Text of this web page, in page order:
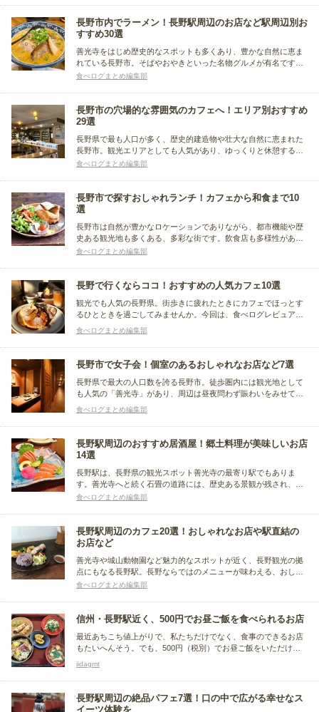
長野駅周辺のエリアに分けてまとめました。
長野市内でラーメン！長野駅周辺のお店など駅周辺別お
すすめ30選
善光寺をはじめ歴史的なスポットも多くあり、豊かな自然に恵ま
れている長野市。そばやおやきといった名物グルメが有名です
が、最近は長野市全域に様々なスタイルのラーメン店が増えてき
食べログまとめ編集部
長野市の穴場的な雰囲気のカフェへ！エリア別おすすめ
29選
長野県で最も人口が多く、歴史的建造物や壮大な自然に恵まれた
長野市。観光エリアとしても人気があり、ゆっくりと休憩するの
にぴったりなカフェもたくさんあります。そこで今回は長野市内
食べログまとめ編集部
長野市で探すおしゃれランチ！カフェから和食まで10
選
長野市は自然が豊かなロケーションでありながら、都市機能や歴
史ある観光地も多くある、多彩な街です。飲食店も多様性があ
り、センスの良いおしゃれなランチが食べられるお店も充実して
食べログまとめ編集部
長野で行くならココ！おすすめの人気カフェ10選
観光でも人気の長野県。街歩きに疲れたときにカフェでほっとす
るひとときを過ごしてみませんか。今回は、食べログレビュアー
がおすすめする長野のカフェをまとめました。静かな夜の時間を
過ごしたいときなどにもぜひ訪れてみてください！
食べログまとめ編集部
長野市で女子会！個室のあるおしゃれなお店など7選
長野県で最大の人口数を誇る長野市。徒歩圏内には観光地として
も人気の「善光寺」があり、周辺は昼夜問わず賑わいをみせてい
ます。今回は、長野市で女子会に人気のお店をまとめました。個
室があるお店や、おしゃれな内装のお店など、女子会が盛り上が
るようなレストランを紹介します。
食べログまとめ編集部
長野駅周辺のおすすめ居酒屋！郷土料理が美味しいお店
14選
長野駅は、長野県の観光スポット善光寺の最寄り駅でもありま
す。善光寺へと続く石畳の道路には、歴史ある景観が残され、観
光気分を盛り上げてくれると人気です。今回は、そんな長野駅周
食べログまとめ編集部
長野駅周辺のカフェ20選！おしゃれなお店や駅直結の
お店など
善光寺や城山動物園など魅力的なスポットが近く、長野観光の拠
点にもなる長野駅。長野ならではのメニューが味わえる、おしゃ
れなカフェやモーニングOKのカフェ、駅直結で便利なカフェなど
食べログまとめ編集部
信州・長野駅近く、500円でお昼ご飯を食べられるお店
最近あちこち値上がりで、私たちだけでなく、食事のできるお店
もたいへんそう。でも、500円（税別）でお昼ご飯をいただける
召し上がっていただきたいお店を紹介します。
iidagmt
長野駅周辺の絶品パフェ7選！口の中で広がる幸せなス
イーツ体験を